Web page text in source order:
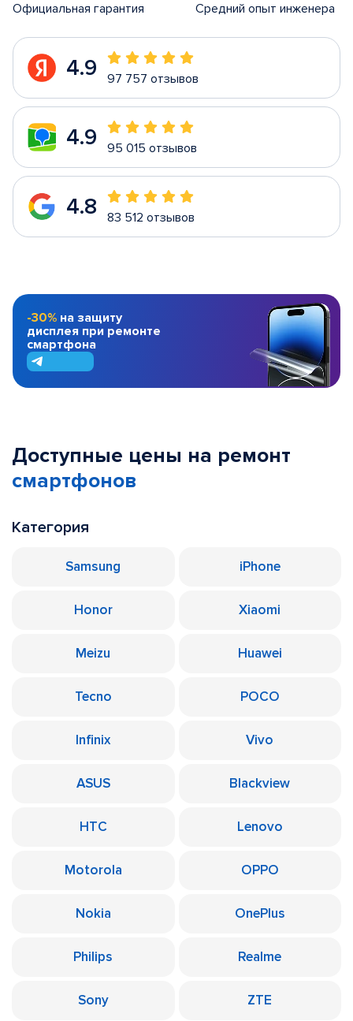
Официальная гарантия Средний опыт инженера
4.9 97 757 отзывов
4.9 95 015 отзывов
4.8 83 512 отзывов
-30% на защиту
дисплея при ремонте
смартфона
Доступные цены на ремонт
смартфонов
Категория
Samsung iPhone
Honor Xiaomi
Meizu Huawei
Tecno POCO
Infinix Vivo
ASUS Blackview
HTC Lenovo
Motorola OPPO
Nokia OnePlus
Philips Realme
Sony ZTE